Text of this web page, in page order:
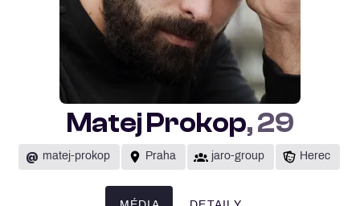
Matej Prokop, 29
@ matej-prokop Praha jaro-group Herec